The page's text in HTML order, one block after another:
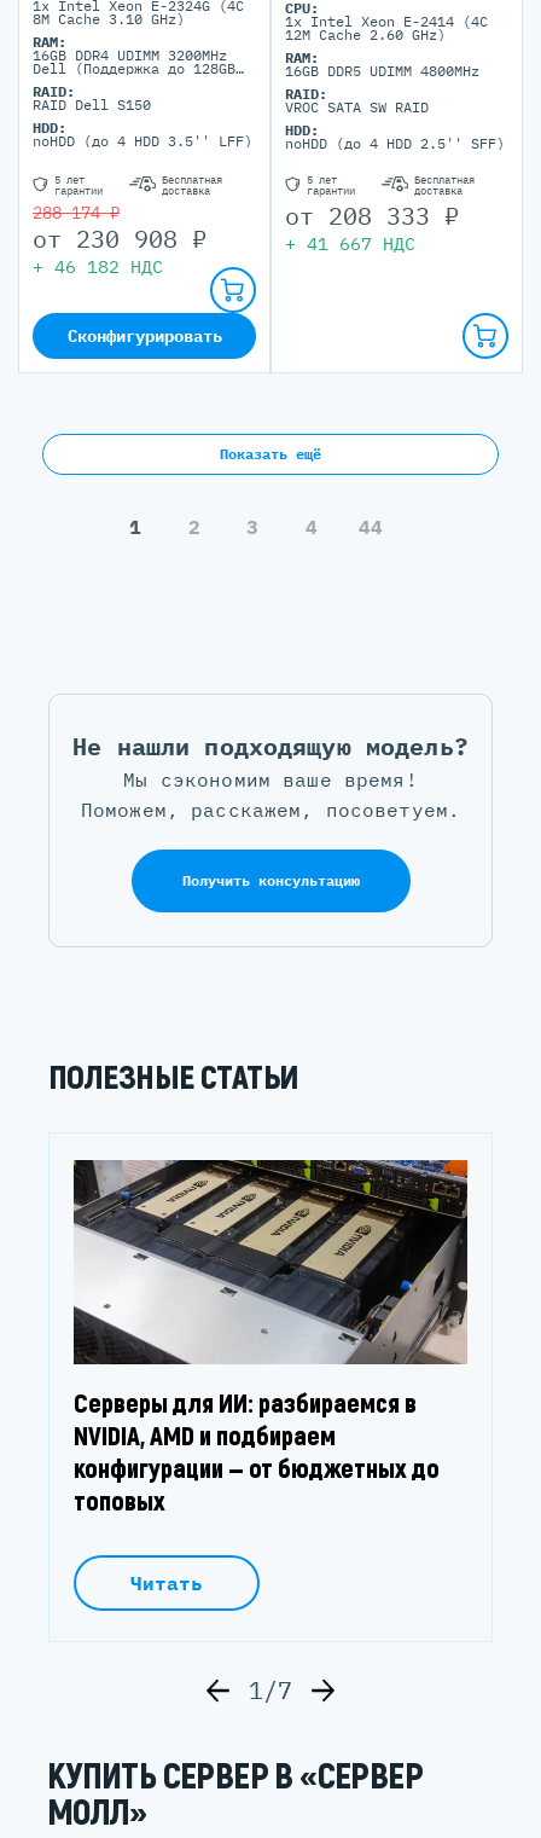
1x Intel Xeon E-2324G (4C
8M Cache 3.10 GHz)
RAM:
16GB DDR4 UDIMM 3200MHz
Dell (Поддержка до 128GB
портов)
RAID:
RAID Dell S150
HDD:
noHDD (до 4 HDD 3.5'' LFF)
5 лет
гарантии
Бесплатная
доставка
288 174 ₽
от 230 908 ₽
+ 46 182 НДС
Сконфигурировать
CPU:
1x Intel Xeon E-2414 (4C
12M Cache 2.60 GHz)
RAM:
16GB DDR5 UDIMM 4800MHz
RAID:
VROC SATA SW RAID
HDD:
noHDD (до 4 HDD 2.5'' SFF)
5 лет
гарантии
Бесплатная
доставка
от 208 333 ₽
+ 41 667 НДС
Показать ещё
1 2 3 4 44
Не нашли подходящую модель?
Мы сэкономим ваше время!
Поможем, расскажем, посоветуем.
Получить консультацию
ПОЛЕЗНЫЕ СТАТЬИ
Серверы для ИИ: разбираемся в
NVIDIA, AMD и подбираем
конфигурации — от бюджетных до
топовых
Читать
1/7
КУПИТЬ СЕРВЕР В «СЕРВЕР
МОЛЛ»